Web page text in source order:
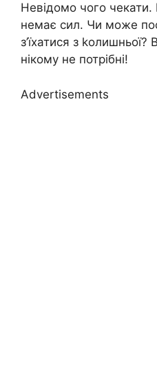
Невідомо чого
немає сил. Чи може
з’їхатися з
нікому не потрібні!
Advertisements